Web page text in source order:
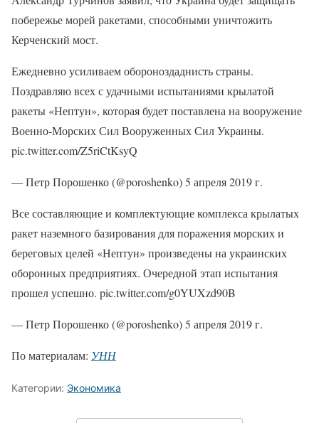
побережье морей ракетами, способными уничтожить
Керченский мост.
Ежедневно усиливаем обороноздаднисть страны.
Поздравляю всех с удачными испытаниями крылатой
ракеты «Нептун», которая будет поставлена на вооружение
Военно-Морских Сил Вооруженных Сил Украины.
pic.twitter.com/Z5riCtKsyQ
— Петр Порошенко (@poroshenko) 5 апреля 2019 г.
Все составляющие и комплектующие комплекса крылатых
ракет наземного базирования для поражения морских и
береговых целей «Нептун» произведены на украинских
оборонных предприятиях. Очередной этап испытания
прошел успешно. pic.twitter.com/g0YUXzd90B
— Петр Порошенко (@poroshenko) 5 апреля 2019 г.
По материалам: УНН
Категории: Экономика